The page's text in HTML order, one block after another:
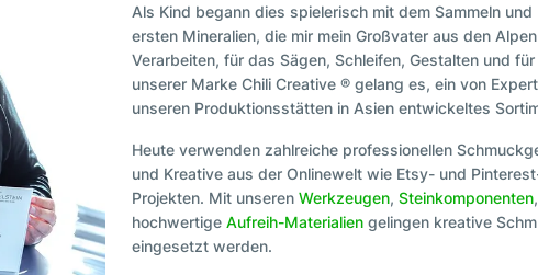
Als Kind begann dies spielerisch mit dem Sammeln
ersten Mineralien, die mir mein Großvater aus den
Verarbeiten, für das Sägen, Schleifen, Gestalten und
unserer Marke Chili Creative ® gelang es, ein von
unseren Produktionsstätten in Asien entwickeltes
Heute verwenden zahlreiche professionellen
und Kreative aus der Onlinewelt wie Etsy- und
Projekten. Mit unseren Werkzeugen, Steinkomponenten,
hochwertige Aufreih-Materialien gelingen kreative
eingesetzt werden.